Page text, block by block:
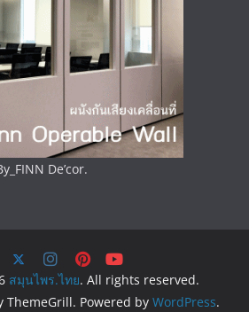
De’cor.
สมุนไพร.ไทย. All rights reserved.
ThemeGrill. Powered by WordPress.